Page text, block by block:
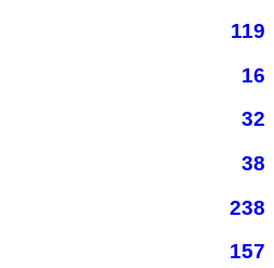
119
16
32
38
238
157